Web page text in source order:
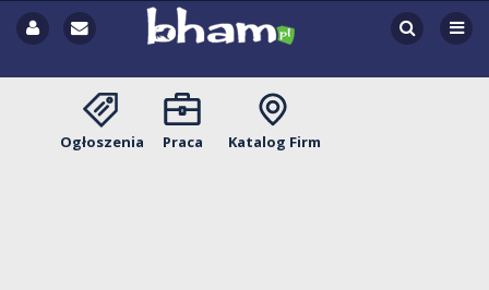
Ogłoszenia Praca Katalog Firm